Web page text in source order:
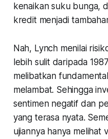
kenaikan suku bunga,
kredit menjadi
Nah, Lynch menilai
lebih sulit daripada
melibatkan
melambat. Sehingga
sentimen negatif dan
yang terasa nyata.
ujiannya hanya melihat